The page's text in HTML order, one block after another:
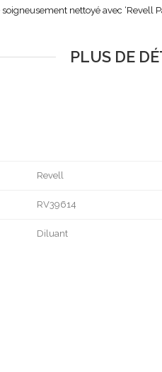
nettoyé avec ‘Revell
PLUS DE
Revell
RV39614
Diluant